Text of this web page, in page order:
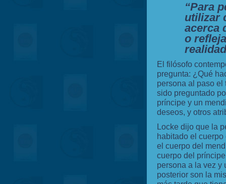
“Para
utilizar
acerca
o
El filósofo
pregunta: ¿Qué
persona al paso el
sido preguntado
príncipe y un
deseos, y otros
Locke dijo que la
habitado el
el cuerpo del
cuerpo del
persona a la vez y
posterior son la